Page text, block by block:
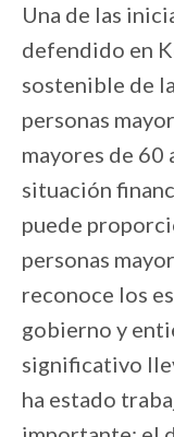
Una de las
defendido en
sostenible de
personas
mayores de 60
situación
puede
personas
reconoce los
gobierno y
significativo
ha estado